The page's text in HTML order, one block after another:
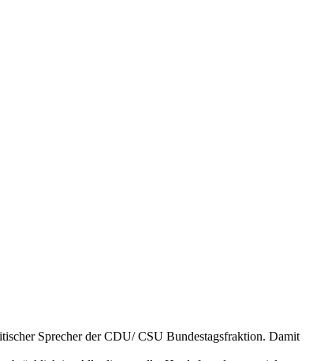
Sprecher der CDU/ CSU Bundestagsfraktion. Damit